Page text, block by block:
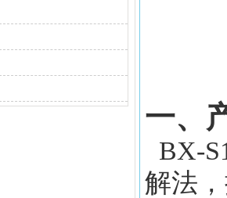
一、
BX-
解法